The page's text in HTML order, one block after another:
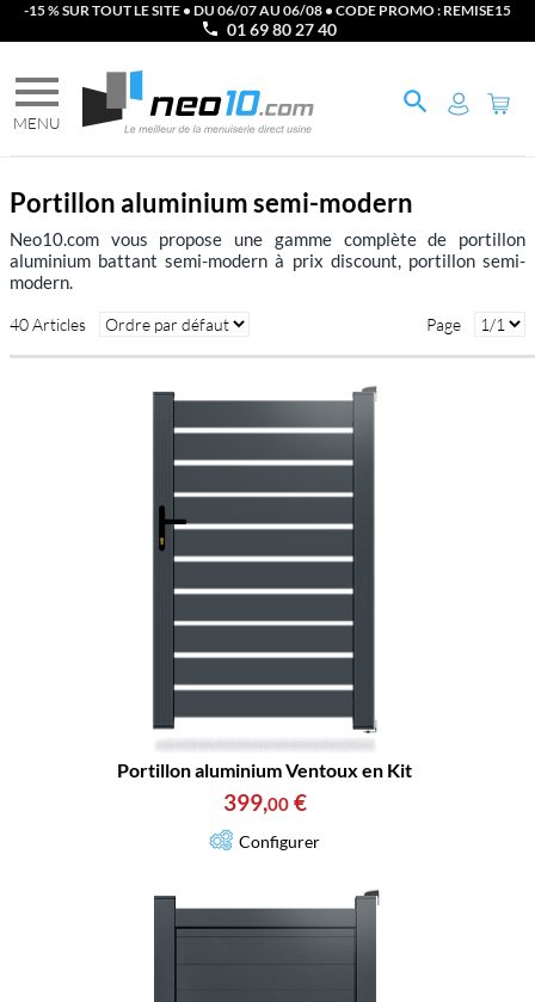
-15 % SUR TOUT LE SITE • DU 06/07 AU 06/08 • CODE PROMO : REMISE15
01 69 80 27 40
Portillon aluminium semi-modern
Neo10.com vous propose une gamme complète de portillon
aluminium battant semi-modern à prix discount, portillon semi-
modern.
Page
40 Articles
Portillon aluminium Ventoux en Kit
399,00 €
Configurer